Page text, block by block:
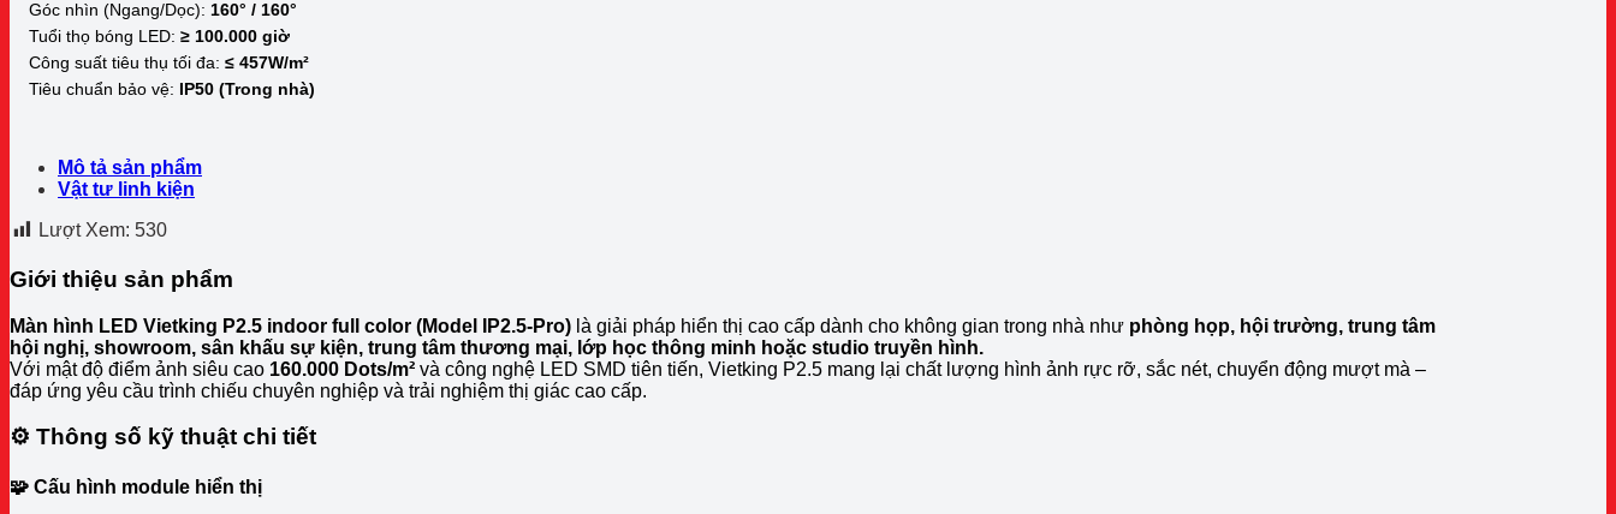
Góc nhìn (Ngang/Dọc): 160° / 160°
Tuổi thọ bóng LED: ≥ 100.000 giờ
Công suất tiêu thụ tối đa: ≤ 457W/m²
Tiêu chuẩn bảo vệ: IP50 (Trong nhà)
Mô tả sản phẩm
Vật tư linh kiện
Lượt Xem: 530
Giới thiệu sản phẩm
Màn hình LED Vietking P2.5 indoor full color (Model IP2.5-Pro) là giải pháp hiển thị cao cấp dành cho không gian trong nhà như phòng họp, hội trường, trung tâm
hội nghị, showroom, sân khấu sự kiện, trung tâm thương mại, lớp học thông minh hoặc studio truyền hình.
Với mật độ điểm ảnh siêu cao 160.000 Dots/m² và công nghệ LED SMD tiên tiến, Vietking P2.5 mang lại chất lượng hình ảnh rực rỡ, sắc nét, chuyển động mượt mà –
đáp ứng yêu cầu trình chiếu chuyên nghiệp và trải nghiệm thị giác cao cấp.
⚙️ Thông số kỹ thuật chi tiết
🧩 Cấu hình module hiển thị